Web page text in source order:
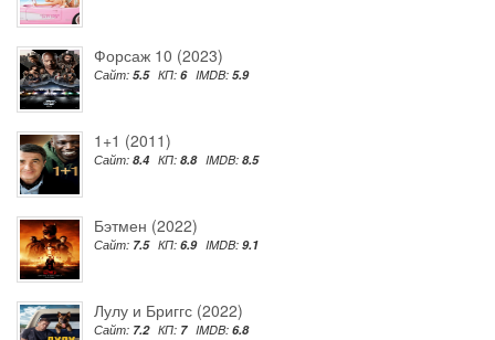
Форсаж 10 (2023)
Сайт: 5.5 КП: 6 IMDB: 5.9
1+1 (2011)
Сайт: 8.4 КП: 8.8 IMDB: 8.5
Бэтмен (2022)
Сайт: 7.5 КП: 6.9 IMDB: 9.1
Лулу и Бриггс (2022)
Сайт: 7.2 КП: 7 IMDB: 6.8